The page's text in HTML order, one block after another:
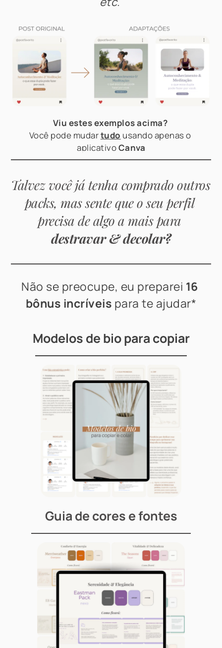
Viu estes exemplos acima?
Você pode mudar tudo usando apenas o
aplicativo Canva
Talvez você já tenha comprado outros
packs, mas sente que o seu perfil
destravar & decolar?
Não se preocupe, eu preparei 16
bônus incríveis para te ajudar*
Guia de cores e fontes
Modelos de bio para copiar